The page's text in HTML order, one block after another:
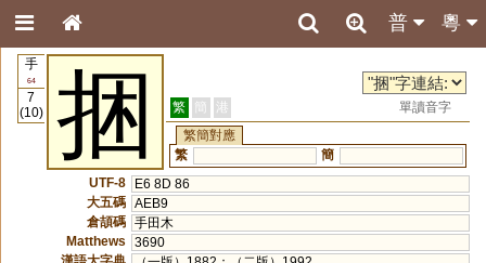
粵
普
手
64
7
(10)
捆 繁 簡 港
單讀音字
繁簡對應
繁
簡
UTF-8
E6 8D 86
大五碼 AEB9
倉頡碼 手田木
Matthews
3690